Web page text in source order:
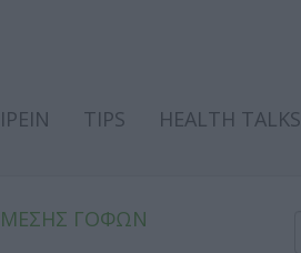
TIPS
HEALTH TALKS
ΜΕΣΗΣ ΓΟΦΩΝ